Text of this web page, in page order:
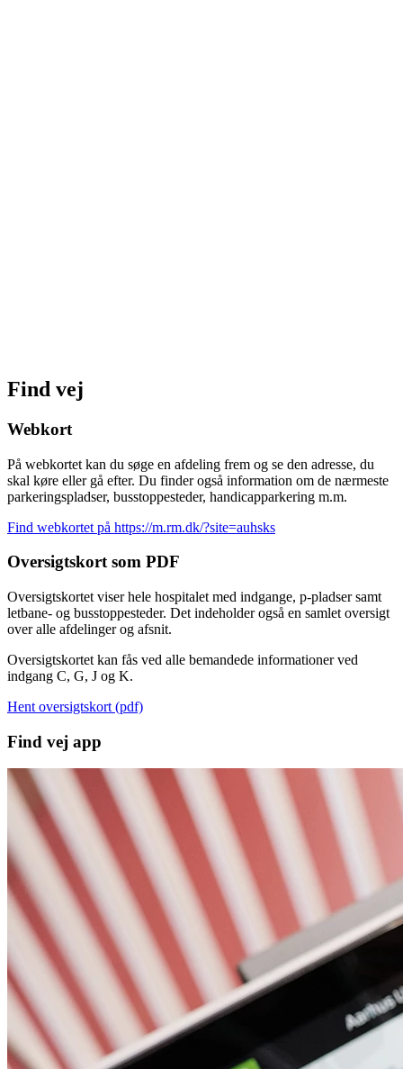
Find vej
Webkort
På webkortet kan du søge en afdeling frem og se den adresse, du
skal køre eller gå efter. Du finder også information om de nærmeste
parkeringspladser, busstoppesteder, handicapparkering m.m.
Find webkortet på https://m.rm.dk/?site=auhsks
Oversigtskort som PDF
Oversigtskortet viser hele hospitalet med indgange, p-pladser samt
letbane- og busstoppesteder. Det indeholder også en samlet oversigt
over alle afdelinger og afsnit.
Oversigtskortet kan fås ved alle bemandede informationer ved
indgang C, G, J og K.
Hent oversigtskort (pdf)
Find vej app